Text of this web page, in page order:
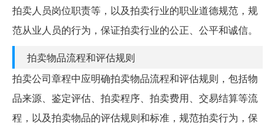
拍卖人员岗位职责等，以及拍卖行业的职业道德规范，规
范从业人员的行为，保证拍卖行业的公正、公平和诚信。
拍卖物品流程和评估规则
拍卖公司章程中应明确拍卖物品流程和评估规则，包括物
品来源、鉴定评估、拍卖程序、拍卖费用、交易结算等流
程，以及拍卖物品的评估规则和标准，规范拍卖行为，保